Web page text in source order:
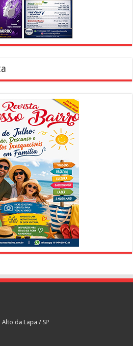
da Lapa / SP